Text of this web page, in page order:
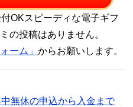
OKスピーディな電子ギフ
の投稿はありません。
ーム」 からお願いします。
無休の申込から入金まで